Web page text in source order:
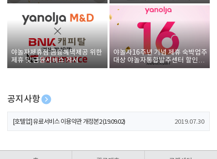
야놀자제휴점 금융혜택제공 위한
제휴 및 금융서비스 게시
야놀자16주년 기념 제휴 숙박업주
대상 야놀자통합발주센터 할인쿠
폰 증정
공지사항
[호텔업] 개인정보 처리방침 개정본1 (19.09.02)
[호텔업] 유료서비스 이용약관 개정본2 (19.09.02) 2019.07.30